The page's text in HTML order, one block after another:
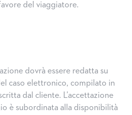
del viaggiatore.
dovrà essere redatta su
caso elettronico, compilato in
dal cliente. L’accettazione
è subordinata alla disponibilità